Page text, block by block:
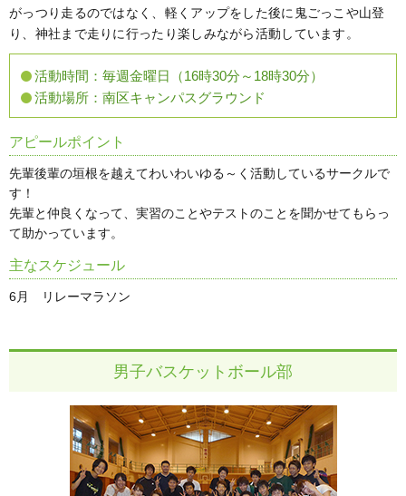
がっつり走るのではなく、軽くアップをした後に鬼ごっこや山登
り、神社まで走りに行ったり楽しみながら活動しています。
活動時間： 毎週金曜日（16時30分～18時30分）
活動場所： 南区キャンパスグラウンド
アピールポイント
先輩後輩の垣根を越えてわいわいゆる～く活動しているサークルで
す！
先輩と仲良くなって、実習のことやテストのことを聞かせてもらっ
て助かっています。
主なスケジュール
6月 リレーマラソン
男子バスケットボール部